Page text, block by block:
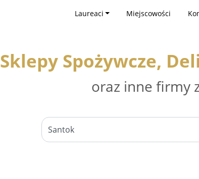
Laureaci Miejscowości
Sklepy Spożywcze,
oraz inne firmy